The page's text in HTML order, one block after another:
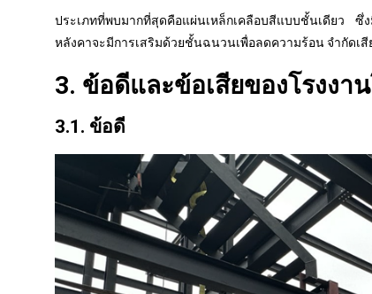
ประเภทที่พบมากที่สุดคือแผ่นเหล็กเคลือบสีแบบชั้นเดียว
หลังคาจะมีการเสริมด้วยชั้นฉนวนเพื่อลดความร้อน จำกัดเ
3. ข้อดีและข้อเสียของโรงงา
3.1. ข้อดี